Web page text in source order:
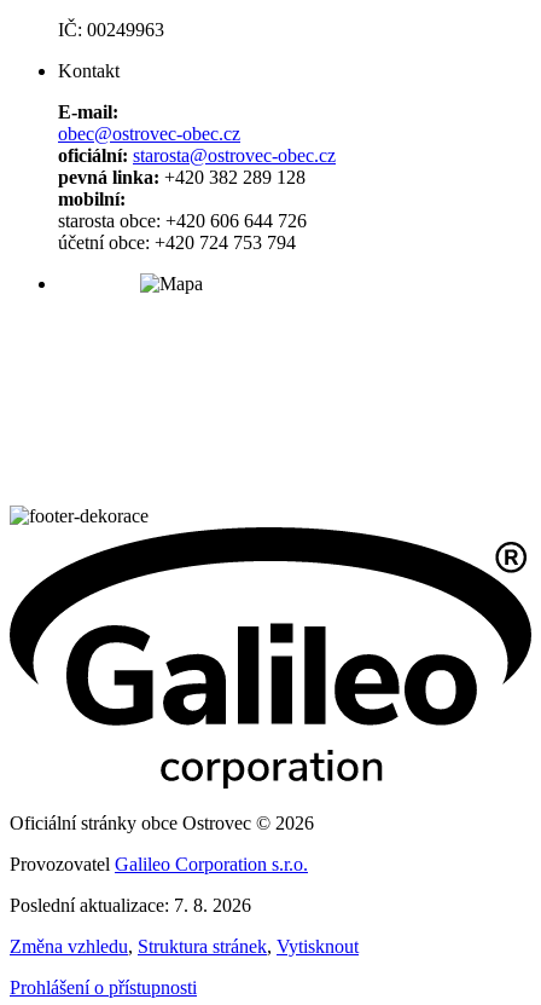
IČ: 00249963
Kontakt
E-mail:
obec@ostrovec-obec.cz
oficiální: starosta@ostrovec-obec.cz
pevná linka: +420 382 289 128
mobilní:
starosta obce: +420 606 644 726
účetní obce: +420 724 753 794
Oficiální stránky obce Ostrovec © 2026
Provozovatel Galileo Corporation s.r.o.
Poslední aktualizace: 7. 8. 2026
Změna vzhledu, Struktura stránek, Vytisknout
Prohlášení o přístupnosti